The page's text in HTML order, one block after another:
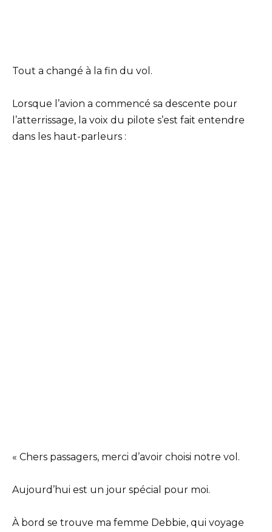
Tout a changé à la fin du vol.
Lorsque l’avion a commencé sa descente pour
l’atterrissage, la voix du pilote s’est fait entendre
dans les haut-parleurs :
« Chers passagers, merci d’avoir choisi notre vol.
Aujourd’hui est un jour spécial pour moi.
À bord se trouve ma femme Debbie, qui voyage